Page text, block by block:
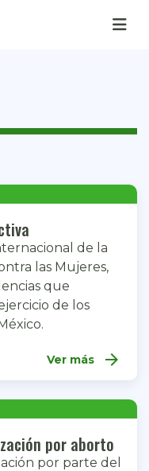
de la
las Mujeres,
que
de los
Ver más arrow_forward
por aborto
por parte del